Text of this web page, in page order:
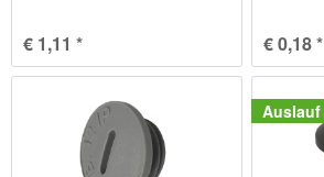
€ 1,11 * € 0,18 *
Auslauf